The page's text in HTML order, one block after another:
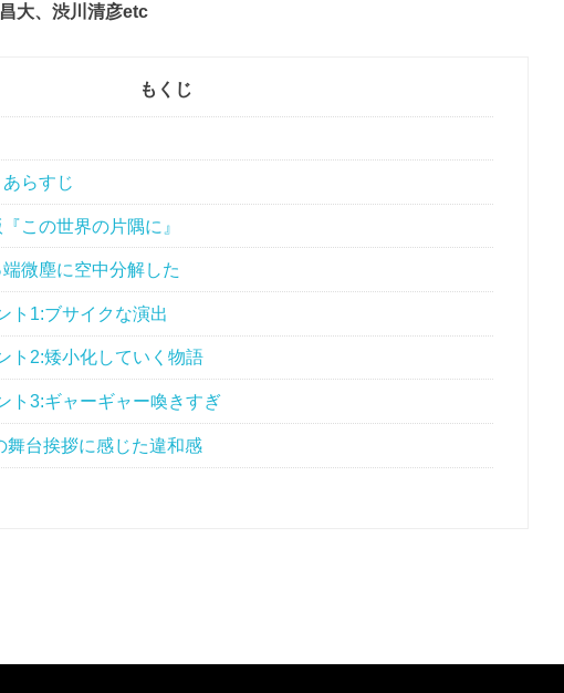
大、渋川清彦etc
もくじ
らすじ
この世界の片隅に』
微塵に空中分解した
ト1:ブサイクな演出
ト2:矮小化していく物語
ト3:ギャーギャー喚きすぎ
舞台挨拶に感じた違和感